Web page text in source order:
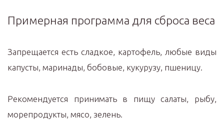
Примерная программа для сброса веса
Запрещается есть сладкое, картофель, любые виды
капусты, маринады, бобовые, кукурузу, пшеницу.
Рекомендуется принимать в пищу салаты, рыбу,
морепродукты, мясо, зелень.